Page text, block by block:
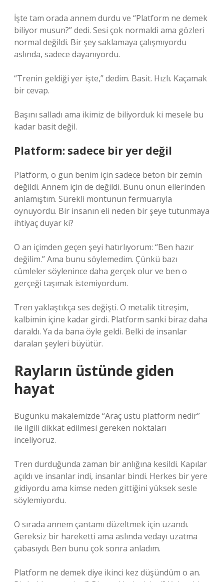
İşte tam orada annem durdu ve “Platform ne demek
biliyor musun?” dedi. Sesi çok normaldi ama gözleri
normal değildi. Bir şey saklamaya çalışmıyordu
aslında, sadece dayanıyordu.
“Trenin geldiği yer işte,” dedim. Basit. Hızlı. Kaçamak
bir cevap.
Başını salladı ama ikimiz de biliyorduk ki mesele bu
kadar basit değil.
Platform: sadece bir yer değil
Platform, o gün benim için sadece beton bir zemin
değildi. Annem için de değildi. Bunu onun ellerinden
anlamıştım. Sürekli montunun fermuarıyla
oynuyordu. Bir insanın eli neden bir şeye tutunmaya
ihtiyaç duyar ki?
O an içimden geçen şeyi hatırlıyorum: “Ben hazır
değilim.” Ama bunu söylemedim. Çünkü bazı
cümleler söylenince daha gerçek olur ve ben o
gerçeği taşımak istemiyordum.
Tren yaklaştıkça ses değişti. O metalik titreşim,
kalbimin içine kadar girdi. Platform sanki biraz daha
daraldı. Ya da bana öyle geldi. Belki de insanlar
daralan şeyleri büyütür.
Rayların üstünde giden
hayat
Bugünkü makalemizde “Araç üstü platform nedir”
ile ilgili dikkat edilmesi gereken noktaları
inceliyoruz.
Tren durduğunda zaman bir anlığına kesildi. Kapılar
açıldı ve insanlar indi, insanlar bindi. Herkes bir yere
gidiyordu ama kimse neden gittiğini yüksek sesle
söylemiyordu.
O sırada annem çantamı düzeltmek için uzandı.
Gereksiz bir hareketti ama aslında vedayı uzatma
çabasıydı. Ben bunu çok sonra anladım.
Platform ne demek diye ikinci kez düşündüm o an.